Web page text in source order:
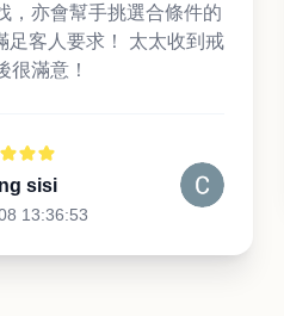
，亦會幫手挑選合條件的
足客人要求！ 太太收到戒
很滿意！
sisi
13:36:53